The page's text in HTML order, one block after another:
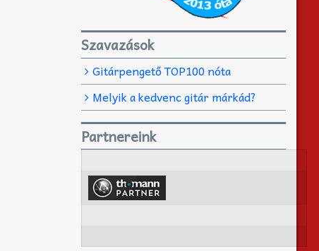
Szavazások
Gitárpengető TOP100 nóta
Melyik a kedvenc gitár márkád?
Partnereink